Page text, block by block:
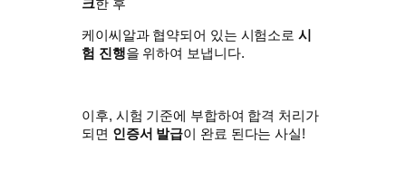
크한 후
케이씨알과 협약되어 있는 시험소로시
험 진행을 위하여 보냅니다.
이후, 시험 기준에 부합하여 합격 처리가
되면 인증서 발급이 완료 된다는 사실!